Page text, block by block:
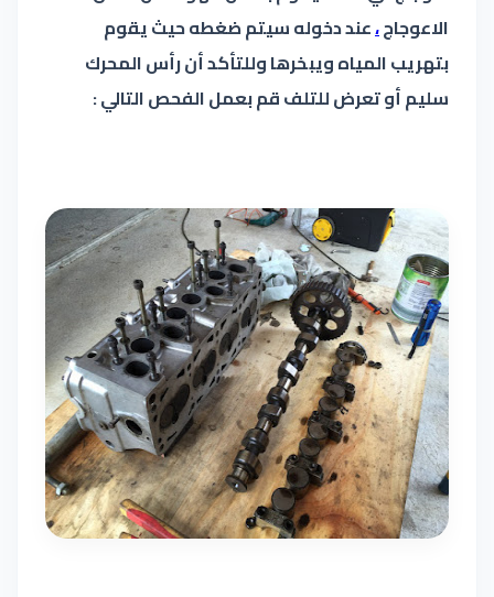
الاعوجاج،عند دخوله سيتم ضغطه حيث يقوم
بتهريب المياه ويبخرها وللتأكد أن رأس المحرك
سليم أو تعرض للتلف قم بعمل الفحص التالي :